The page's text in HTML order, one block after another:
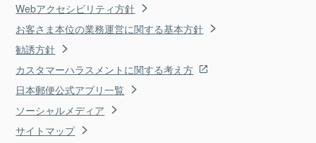
Webアクセシビリティ方針
お客さま本位の業務運営に関する基本方針
勧誘方針
カスタマーハラスメントに関する考え方
日本郵便公式アプリ一覧
ソーシャルメディア
サイトマップ